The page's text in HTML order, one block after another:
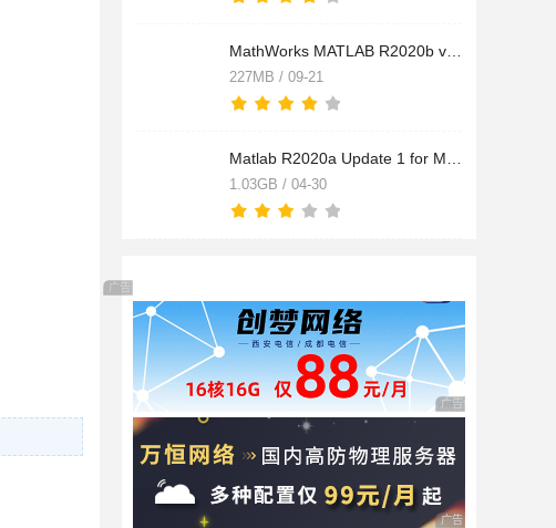
227MB / 09-21
1.03GB / 04-30
广告 商业广告，理性选择
广告 商业广告，理性
广告 商业广告，理性